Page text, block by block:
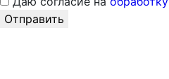
Отправить